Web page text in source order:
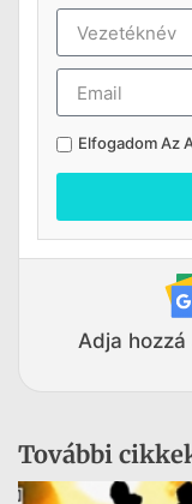
Elfogadom Az
Adja hozzá
További